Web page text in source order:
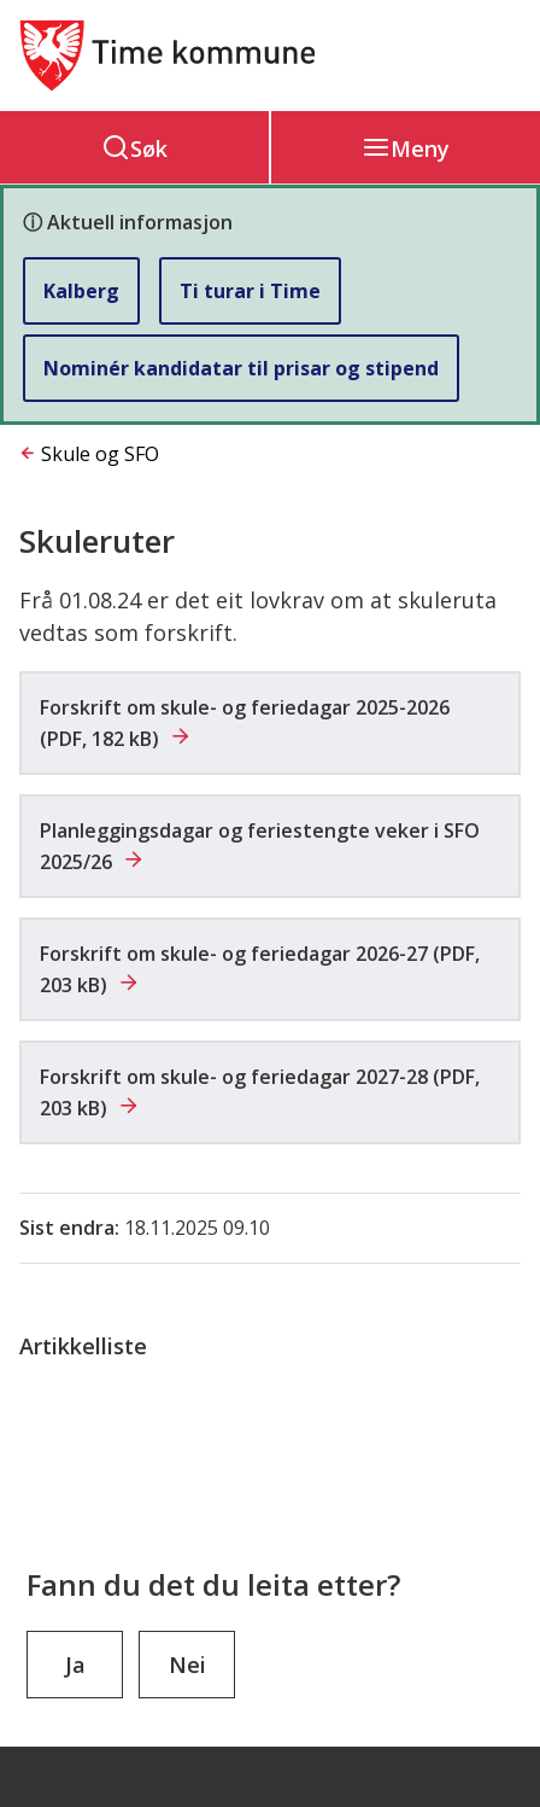
Hovedportal
Søk Meny
ⓘ Aktuell informasjon
Kalberg Ti turar i Time
Nominér kandidatar til prisar og stipend
DuSkule og SFO
Skuleruter
Frå 01.08.24 er det eit lovkrav om at skuleruta
vedtas som forskrift.
Forskrift om skule- og feriedagar 2025-2026
(PDF, 182 kB)
Planleggingsdagar og feriestengte veker i SFO
2025/26
Forskrift om skule- og feriedagar 2026-27 (PDF,
203 kB)
Forskrift om skule- og feriedagar 2027-28 (PDF,
203 kB)
Sist endra 18.11.2025 09.10
Artikkelliste
Fann du det du leita etter?
Ja Nei